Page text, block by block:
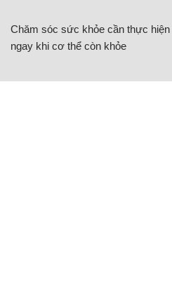
Chăm sóc sức khỏe cần thực hiện
ngay khi cơ thể còn khỏe